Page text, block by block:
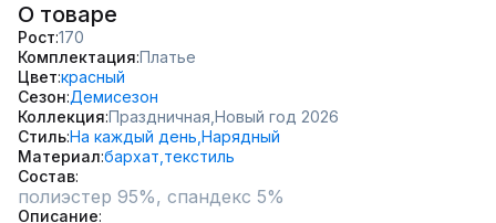
О товаре
Рост 170
Комплектация Платье
Цвет красный
Сезон Демисезон
Коллекция Праздничная, Новый год 2026
СтильНа каждый день, Нарядный
Материал бархат, текстиль
Состав
полиэстер 95%, спандекс 5%
Описание